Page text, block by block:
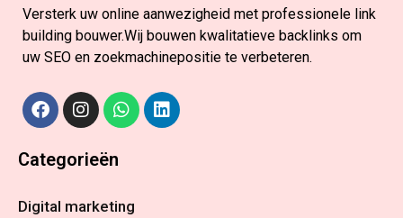
Versterk uw online aanwezigheid met professionele link
building bouwer.Wij bouwen kwalitatieve backlinks om
uw SEO en zoekmachinepositie te verbeteren.
Categorieën
Digital marketing